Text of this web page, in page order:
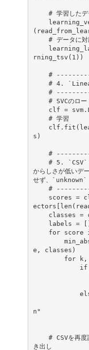
# 学習したデ
(
# データに対
rning_tsv ( 1 ))
#
# 4.
#
# SVCのロー
clf = svm.
# 学習
clf . fit (
s )
#
# 5. `CSV`
からしさが低いデ
せず、`unknown`
#
scores =
ectors [ len (
classes =
labels =
[]
for
score
e , classes )
for
k ,
if
n"
# CSVを再度
き出し